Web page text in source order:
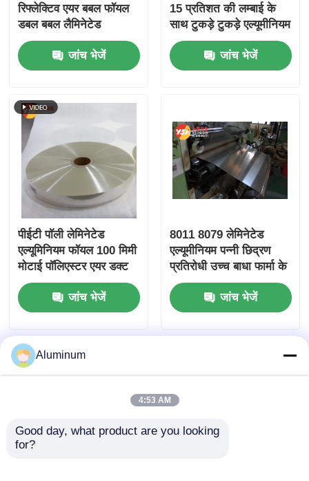
रिफ्लेक्टिव एयर बबल फॉयल
डबल बबल लैमिनेटेड
एल्यूमीनियम फॉयल वेपर
बैरियर रीइन्फोर्स्ड थर्मल
इंसुलेशन बबल रैप फॉयल
जांच भेजें
15 प्रतिशत की लम्बाई के
साथ टुकड़े टुकड़े एल्यूमीनियम
पन्नी खाद्य दवा पैकेजिंग और
औद्योगिक उपयोग के लिए
आदर्श
जांच भेजें
पीईटी पॉली लेमिनेटेड
एल्यूमिनियम फॉयल 100 मिमी
मोटाई पॉलिएस्टर एयर डक्ट
फिल्म
जांच भेजें
8011 8079 लेमिनेटेड
एल्यूमीनियम पन्नी छिद्रण
प्रतिरोधी उच्च बाधा फार्मा के
लिए फफोले खाद्य सौंदर्य
प्रसाधन औद्योगिक पैकेजिंग
थर्मल इन्सुलेशन
जांच भेजें
Aluminum
4:53 AM
Good day, what product are you looking
for?